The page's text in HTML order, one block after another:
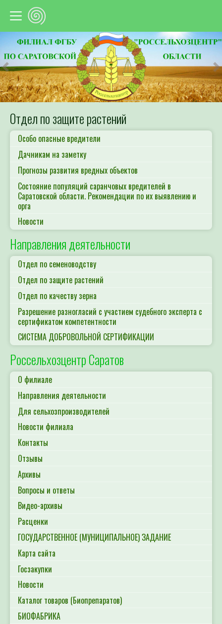
Предыдущий
Отдел по защите растений
Особо опасные вредители
Дачникам на заметку
Прогнозы развития вредных объектов
Состояние популяций саранчовых вредителей в
Саратовской области. Рекомендации по их выявлению и
орга
Новости
Направления деятельности
Отдел по семеноводству
Отдел по защите растений
Отдел по качеству зерна
Разрешение разногласий с участием судебного эксперта с
сертификатом компетентности
СИСТЕМА ДОБРОВОЛЬНОЙ СЕРТИФИКАЦИИ
Россельхозцентр Саратов
О филиале
Направления деятельности
Для сельхозпроизводителей
Новости филиала
Контакты
Отзывы
Архивы
Вопросы и ответы
Видео-архивы
Расценки
ГОСУДАРСТВЕННОЕ (МУНИЦИПАЛЬНОЕ) ЗАДАНИЕ
Карта сайта
Госзакупки
Новости
Каталог товаров (Биопрепаратов)
БИОФАБРИКА